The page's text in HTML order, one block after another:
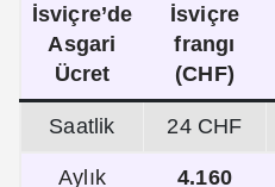
İsviçre’de
Asgari
Ücret
İsviçre
frangı
(CHF)
Saatlik 24 CHF
Aylık
4.160